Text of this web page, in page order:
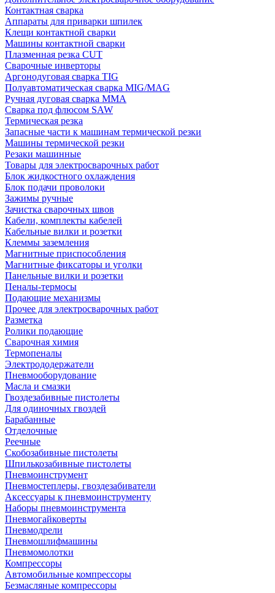
Контактная сварка
Аппараты для приварки шпилек
Клещи контактной сварки
Машины контактной сварки
Плазменная резка CUT
Сварочные инверторы
Аргонодуговая сварка TIG
Полуавтоматическая сварка MIG/MAG
Ручная дуговая сварка MMA
Сварка под флюсом SAW
Термическая резка
Запасные части к машинам термической резки
Машины термической резки
Резаки машинные
Товары для электросварочных работ
Блок жидкостного охлаждения
Блок подачи проволоки
Зажимы ручные
Зачистка сварочных швов
Кабели, комплекты кабелей
Кабельные вилки и розетки
Клеммы заземления
Магнитные приспособления
Магнитные фиксаторы и уголки
Панельные вилки и розетки
Пеналы-термосы
Подающие механизмы
Прочее для электросварочных работ
Разметка
Ролики подающие
Сварочная химия
Термопеналы
Электрододержатели
Пневмооборудование
Масла и смазки
Гвоздезабивные пистолеты
Для одиночных гвоздей
Барабанные
Отделочные
Реечные
Скобозабивные пистолеты
Шпилькозабивные пистолеты
Пневмоинструмент
Пневмостеплеры, гвоздезабиватели
Аксессуары к пневмоинструменту
Наборы пневмоинструмента
Пневмогайковерты
Пневмодрели
Пневмошлифмашины
Пневмомолотки
Компрессоры
Автомобильные компрессоры
Безмасляные компрессоры